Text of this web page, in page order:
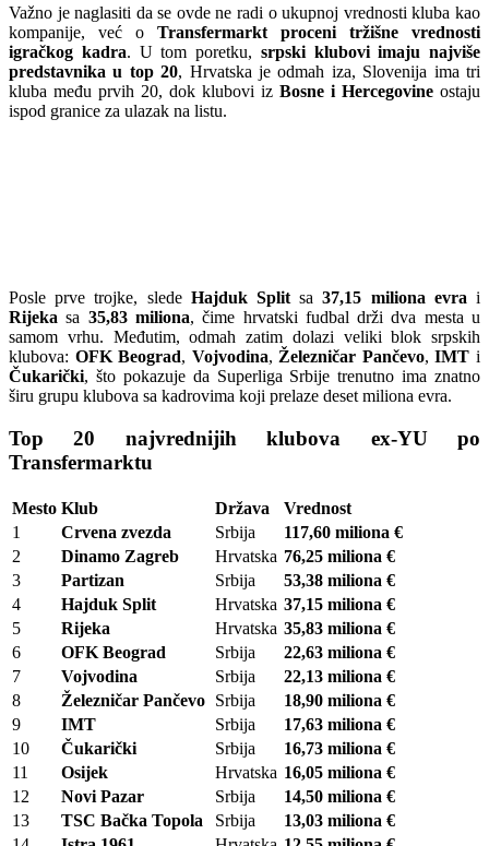
Važno je naglasiti da se ovde ne radi o ukupnoj vrednosti kluba kao
kompanije, već o Transfermarkt proceni tržišne vrednosti
igračkog kadra. U tom poretku, srpski klubovi imaju najviše
predstavnika u top 20, Hrvatska je odmah iza, Slovenija ima tri
kluba među prvih 20, dok klubovi iz Bosne i Hercegovine ostaju
ispod granice za ulazak na listu.
Posle prve trojke, slede Hajduk Split sa37,15 miliona evra i
Rijeka sa 35,83 miliona, čime hrvatski fudbal drži dva mesta u
samom vrhu. Međutim, odmah zatim dolazi veliki blok srpskih
klubova: OFK Beograd, Vojvodina, Železničar Pančevo,IMT i
Čukarički, što pokazuje da Superliga Srbije trenutno ima znatno
širu grupu klubova sa kadrovima koji prelaze deset miliona evra.
Top 20 najvrednijih klubova ex-YU po
Transfermarktu
Mesto Klub Država
Vrednost
1
Crvena zvezda Srbija
117,60 miliona €
2
Dinamo Zagreb Hrvatska 76,25 miliona €
3
Partizan Srbija
53,38 miliona €
4
Hajduk Split Hrvatska 37,15 miliona €
5
Rijeka Hrvatska 35,83 miliona €
6
OFK Beograd Srbija
22,63 miliona €
7
Vojvodina Srbija
22,13 miliona €
8
Železničar Pančevo Srbija
18,90 miliona €
9
IMT Srbija
17,63 miliona €
10
Čukarički Srbija
16,73 miliona €
11
Osijek Hrvatska 16,05 miliona €
12
Novi Pazar Srbija
14,50 miliona €
13
TSC Bačka Topola Srbija
13,03 miliona €